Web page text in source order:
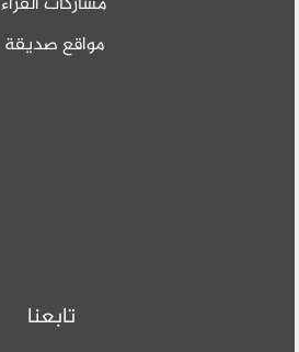
مواقع صديقة
تابعنا